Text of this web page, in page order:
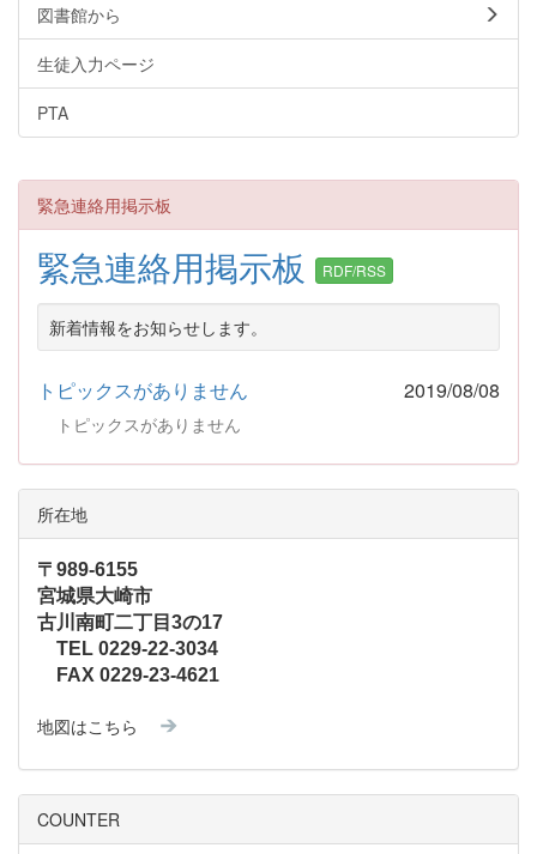
図書館から
生徒入力ページ
PTA
緊急連絡用掲示板
緊急連絡用掲示板 RDF/RSS
新着情報をお知らせします。
トピックスがありません 2019/08/08
トピックスがありません
所在地
〒989-6155
宮城県大崎市
古川南町二丁目3の17
TEL 0229-22-3034
FAX 0229-23-4621
地図はこちら
COUNTER